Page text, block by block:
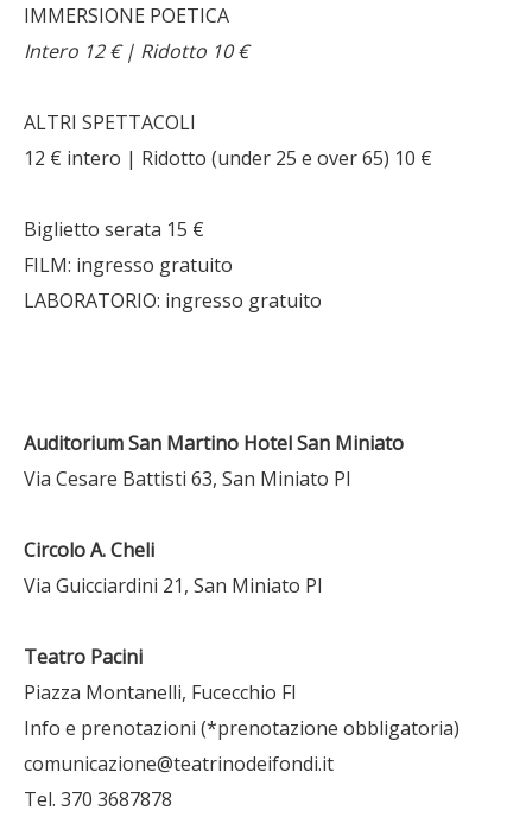
IMMERSIONE POETICA
Intero 12 € | Ridotto 10 €
ALTRI SPETTACOLI
12 € intero | Ridotto (under 25 e over 65) 10 €
Biglietto serata 15 €
FILM: ingresso gratuito
LABORATORIO: ingresso gratuito
Auditorium San Martino Hotel San Miniato
Via Cesare Battisti 63, San Miniato PI
Circolo A. Cheli
Via Guicciardini 21, San Miniato PI
Teatro Pacini
Piazza Montanelli, Fucecchio FI
Info e prenotazioni (*prenotazione obbligatoria)
comunicazione@teatrinodeifondi.it
Tel. 370 3687878